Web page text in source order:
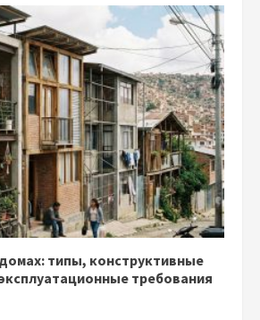
типы, конструктивные
требования